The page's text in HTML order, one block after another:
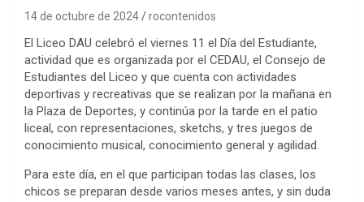
14 de octubre de 2024 rocontenidos
El Liceo DAU celebró el viernes 11 el Día del Estudiante,
actividad que es organizada por el CEDAU, el Consejo de
Estudiantes del Liceo y que cuenta con actividades
deportivas y recreativas que se realizan por la mañana en
la Plaza de Deportes, y continúa por la tarde en el patio
liceal, con representaciones, sketchs, y tres juegos de
conocimiento musical, conocimiento general y agilidad.
Para este día, en el que participan todas las clases, los
chicos se preparan desde varios meses antes, y sin duda